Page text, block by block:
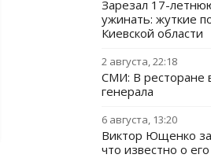
Зарезал 17-
ужинать: жуткие
Киевской области
2 августа, 22:18
СМИ: В ресторане
генерала
6 августа, 13:20
Виктор Ющенко
что известно о